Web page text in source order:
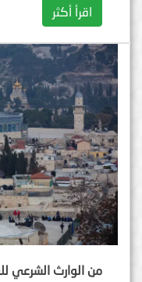
اقرأ أكثر
من الوارث الشرعي